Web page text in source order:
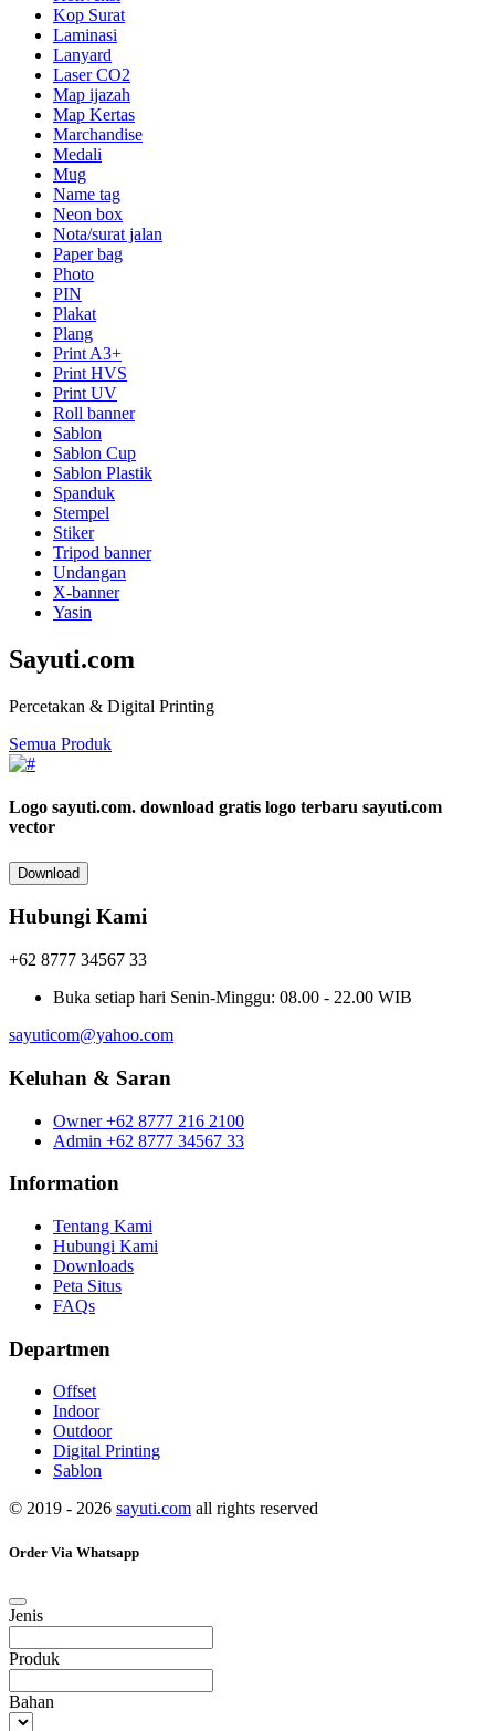
Kop Surat
Laminasi
Lanyard
Laser CO2
Map ijazah
Map Kertas
Marchandise
Medali
Mug
Name tag
Neon box
Nota/surat jalan
Paper bag
Photo
PIN
Plakat
Plang
Print A3+
Print HVS
Print UV
Roll banner
Sablon
Sablon Cup
Sablon Plastik
Spanduk
Stempel
Stiker
Tripod banner
Undangan
X-banner
Yasin
Sayuti.com
Percetakan & Digital Printing
Semua Produk
Logo sayuti.com. download gratis logo terbaru sayuti.com
vector
Download
Hubungi Kami
+62 8777 34567 33
Buka setiap hari Senin-Minggu: 08.00 - 22.00 WIB
sayuticom@yahoo.com
Keluhan & Saran
Owner +62 8777 216 2100
Admin +62 8777 34567 33
Information
Tentang Kami
Hubungi Kami
Downloads
Peta Situs
FAQs
Departmen
Offset
Indoor
Outdoor
Digital Printing
Sablon
© 2019 - 2026 sayuti.com all rights reserved
Order Via Whatsapp
Jenis
Produk
Bahan